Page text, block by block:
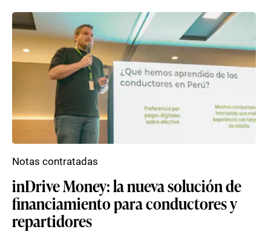
inDrive Money: la nueva solución de
financiamiento para conductores y
repartidores
Notas contratadas